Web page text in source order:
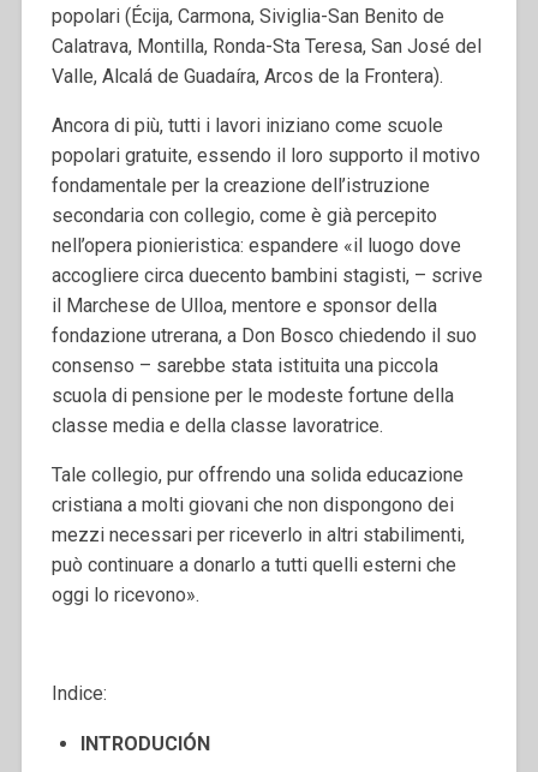
popolari (Écija, Carmona, Siviglia-San Benito de
Calatrava, Montilla, Ronda-Sta Teresa, San José del
Valle, Alcalá de Guadaíra, Arcos de la Frontera).
Ancora di più, tutti i lavori iniziano come scuole
popolari gratuite, essendo il loro supporto il motivo
fondamentale per la creazione dell’istruzione
secondaria con collegio, come è già percepito
nell’opera pionieristica: espandere «il luogo dove
accogliere circa duecento bambini stagisti, – scrive
il Marchese de Ulloa, mentore e sponsor della
fondazione utrerana, a Don Bosco chiedendo il suo
consenso – sarebbe stata istituita una piccola
scuola di pensione per le modeste fortune della
classe media e della classe lavoratrice.
Tale collegio, pur offrendo una solida educazione
cristiana a molti giovani che non dispongono dei
mezzi necessari per riceverlo in altri stabilimenti,
può continuare a donarlo a tutti quelli esterni che
oggi lo ricevono».
Indice:
INTRODUCIÓN